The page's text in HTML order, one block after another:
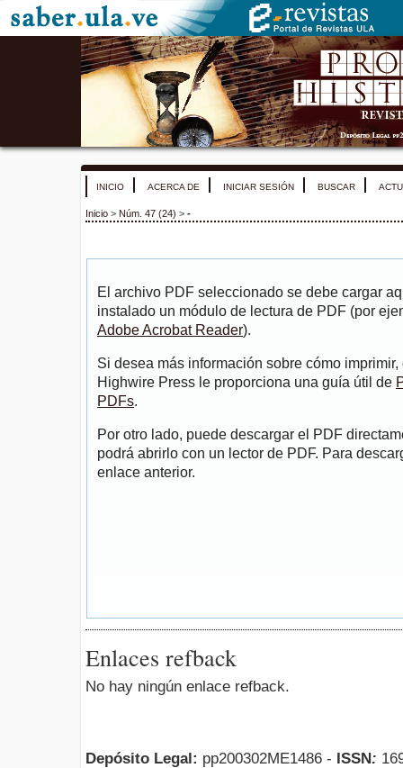
INICIO ACERCA DE INICIAR SESIÓN BUSCAR
Inicio > Núm. 47 (24) > -
El archivo PDF seleccionado se debe cargar
instalado un módulo de lectura de PDF (por
Adobe Acrobat Reader).
Si desea más información sobre cómo
Highwire Press le proporciona una guía útil de
PDFs.
Por otro lado, puede descargar el PDF
podrá abrirlo con un lector de PDF. Para
enlace anterior.
Enlaces refback
No hay ningún enlace refback.
Depósito Legal: pp200302ME1486 - ISSN: